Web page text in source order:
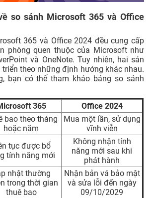
so sánh Microsoft 365 và Office
365 và Office 2024 đều cung cấp
phòng quen thuộc của Microsoft như
và OneNote. Tuy nhiên, hai sản
theo những định hướng khác nhau.
bạn có thể tham khảo bảng so sánh
365
Office 2024
bao theo tháng
hoặc năm
Mua một lần, sử dụng
vĩnh viễn
tục được bổ
tính năng mới
Không nhận tính
năng mới sau khi
phát hành
nhật thường
trong thời gian
thuê bao
Nhận bản vá bảo mật
và sửa lỗi đến ngày
09/10/2029